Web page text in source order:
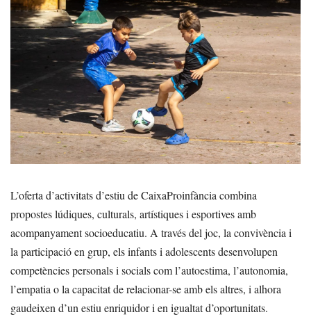
L’oferta d’activitats d’estiu de CaixaProinfància combina
propostes lúdiques, culturals, artístiques i esportives amb
acompanyament socioeducatiu. A través del joc, la convivència i
la participació en grup, els infants i adolescents desenvolupen
competències personals i socials com l’autoestima, l’autonomia,
l’empatia o la capacitat de relacionar-se amb els altres, i alhora
gaudeixen d’un estiu enriquidor i en igualtat d’oportunitats.